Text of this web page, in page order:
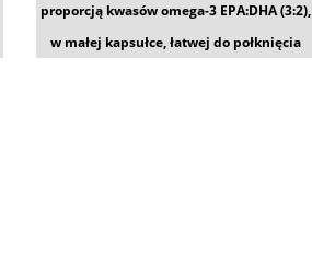
proporcją kwasów omega-3 EPA:DHA (3:2),
w małej kapsułce, łatwej do połknięcia